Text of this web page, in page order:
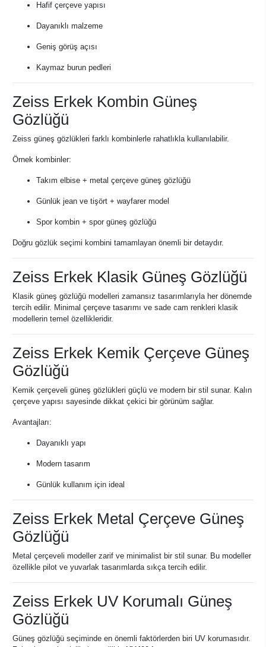
Hafif çerçeve yapısı
Dayanıklı malzeme
Geniş görüş açısı
Kaymaz burun pedleri
Zeiss Erkek Kombin Güneş
Gözlüğü
Zeiss güneş gözlükleri farklı kombinlerle rahatlıkla kullanılabilir.
Örnek kombinler:
Takım elbise + metal çerçeve güneş gözlüğü
Günlük jean ve tişört + wayfarer model
Spor kombin + spor güneş gözlüğü
Doğru gözlük seçimi kombini tamamlayan önemli bir detaydır.
Zeiss Erkek Klasik Güneş Gözlüğü
Klasik güneş gözlüğü modelleri zamansız tasarımlarıyla her dönemde
tercih edilir. Minimal çerçeve tasarımı ve sade cam renkleri klasik
modellerin temel özellikleridir.
Zeiss Erkek Kemik Çerçeve Güneş
Gözlüğü
Kemik çerçeveli güneş gözlükleri güçlü ve modern bir stil sunar. Kalın
çerçeve yapısı sayesinde dikkat çekici bir görünüm sağlar.
Avantajları:
Dayanıklı yapı
Modern tasarım
Günlük kullanım için ideal
Zeiss Erkek Metal Çerçeve Güneş
Gözlüğü
Metal çerçeveli modeller zarif ve minimalist bir stil sunar. Bu modeller
özellikle pilot ve yuvarlak tasarımlarda sıkça tercih edilir.
Zeiss Erkek UV Korumalı Güneş
Gözlüğü
Güneş gözlüğü seçiminde en önemli faktörlerden biri UV korumasıdır.